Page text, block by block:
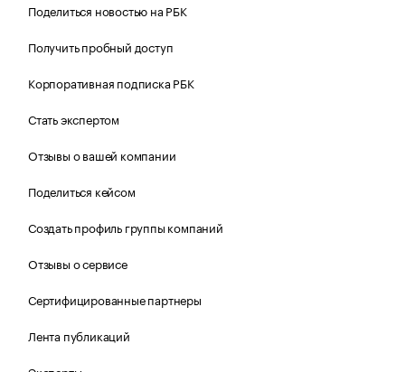
Поделиться новостью на РБК
Получить пробный доступ
Корпоративная подписка РБК
Стать экспертом
Отзывы о вашей компании
Поделиться кейсом
Создать профиль группы компаний
Отзывы о сервисе
Сертифицированные партнеры
Лента публикаций